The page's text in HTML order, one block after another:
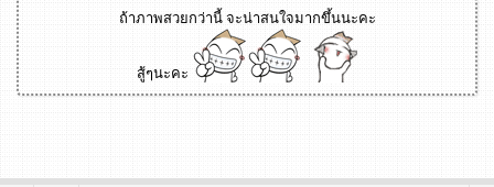
ถ้าภาพสวยกว่านี้ จะน่าสนใจมากขึ้นนะคะ
สู้ๆนะคะ